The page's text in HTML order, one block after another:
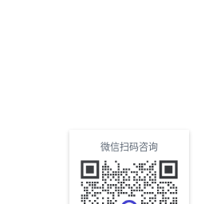
微信扫码咨询